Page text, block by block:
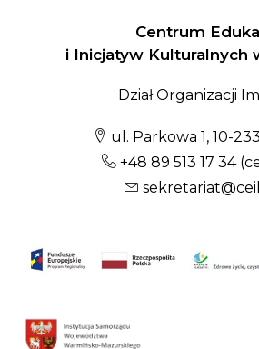
Centrum
i Inicjatyw Kulturalnych
Dział Organizacji
ul. Parkowa 1, 10-
+48 89 513 17 34